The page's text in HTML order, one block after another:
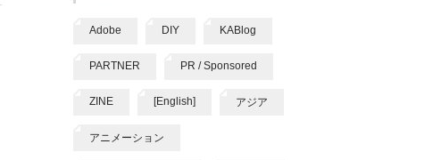
Adobe DIY KABlog
PARTNER PR / Sponsored
ZINE [English] アジア
アニメーション